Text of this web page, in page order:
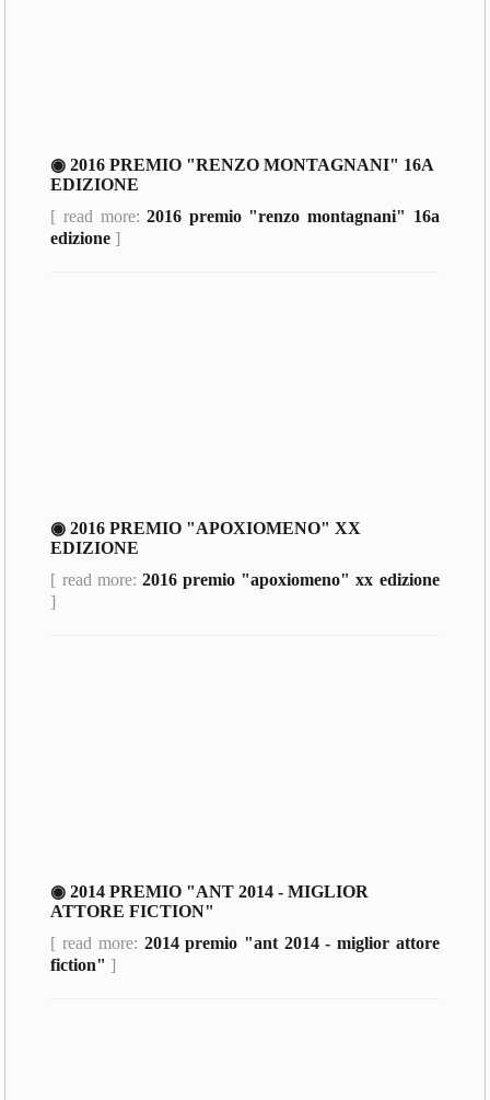
◉ 2016 PREMIO "RENZO MONTAGNANI" 16A
EDIZIONE
[ read more:2016 premio "renzo montagnani" 16a
edizione ]
◉ 2016 PREMIO "APOXIOMENO" XX
EDIZIONE
[ read more: 2016 premio "apoxiomeno" xx edizione
]
◉ 2014 PREMIO "ANT 2014 - MIGLIOR
ATTORE FICTION"
[ read more: 2014 premio "ant 2014 - miglior attore
fiction" ]